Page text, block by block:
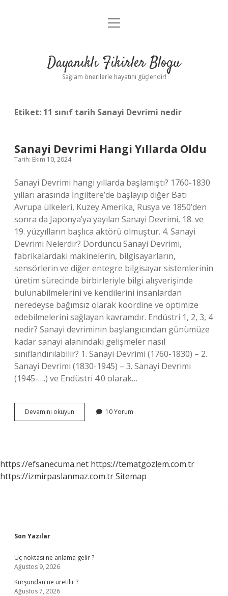
Anasayfa
Yasal Uyarı
menüyü
Dayanıklı Fikirler Blogu
Sağlam önerilerle hayatını güçlendir!
Etiket: 11 sınıf tarih Sanayi Devrimi nedir
Sanayi Devrimi Hangi Yıllarda Oldu
Tarih: Ekim 10, 2024
Sanayi Devrimi hangi yıllarda başlamıştı? 1760-1830
yılları arasında İngiltere’de başlayıp diğer Batı
Avrupa ülkeleri, Kuzey Amerika, Rusya ve 1850’den
sonra da Japonya’ya yayılan Sanayi Devrimi, 18. ve
19. yüzyılların başlıca aktörü olmuştur. 4. Sanayi
Devrimi Nelerdir? Dördüncü Sanayi Devrimi,
fabrikalardaki makinelerin, bilgisayarların,
sensörlerin ve diğer entegre bilgisayar sistemlerinin
üretim sürecinde birbirleriyle bilgi alışverişinde
bulunabilmelerini ve kendilerini insanlardan
neredeyse bağımsız olarak koordine ve optimize
edebilmelerini sağlayan kavramdır. Endüstri 1, 2, 3, 4
nedir? Sanayi devriminin başlangıcından günümüze
kadar sanayi alanındaki gelişmeler nasıl
sınıflandırılabilir? 1. Sanayi Devrimi (1760-1830) – 2.
Sanayi Devrimi (1830-1945) – 3. Sanayi Devrimi
(1945-….) ve Endüstri 4.0 olarak…
Devamını okuyun
Devrimi
10 Yorum
https://efsanecuma.net https://tematgozlem.com.tr
https://izmirpaslanmaz.com.trSitemap
Sidebar
Son Yazılar
Uç noktası ne anlama gelir ?
Ağustos 9, 2026
Kurşundan ne üretilir ?
Ağustos 7, 2026